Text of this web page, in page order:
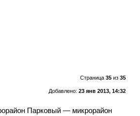
Страница 35из 35
Добавлено: 23 янв 2013, 14:32
Парковый — микрорайон